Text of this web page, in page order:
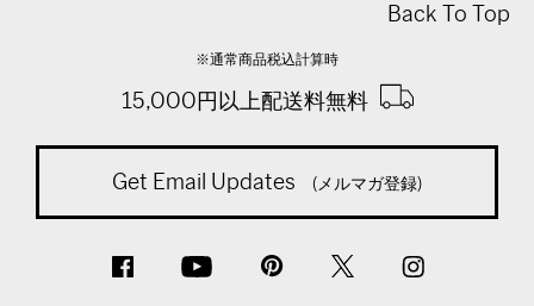
Back To Top
※通常商品税込計算時
15,000円以上配送料無料
Get Email Updates (メルマガ登録)